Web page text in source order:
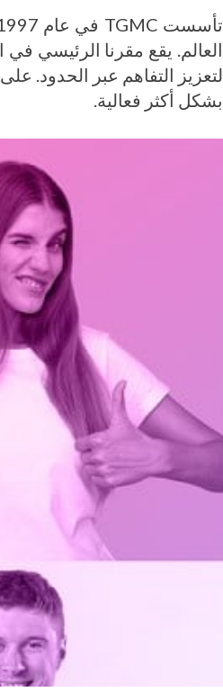
العالم. يقع مقرنا الرئيسي في
لتعزيز التفاهم عبر الحدود.
بشكل أكثر فعالية.